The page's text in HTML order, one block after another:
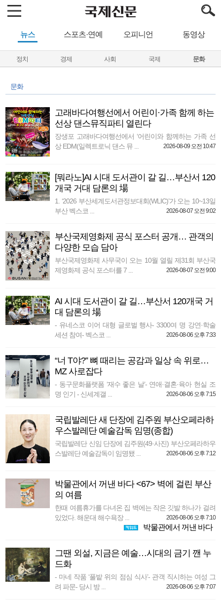
뉴스 스포츠·연예 오피니언 동영상
정치 경제 사회 국제 문화
문화
고래바다여행선에서 어린이·가족 함께 하는
선상 댄스뮤직파티 열린다
장생포 고래바다여행선에서 ‘어린이와 함께하는 가족 선
상 EDM(일렉트로닉 댄스 뮤 ...
2026-08-09 오전 10:47
[뭐라노]AI 시대 도서관이 갈 길…부산서 120
개국 거대 담론의 場
1. ‘2026 부산세계도서관정보대회(WLIC)’가 오는 10~13일
부산 벡스코 ...
2026-08-07 오전 9:02
부산국제영화제 공식 포스터 공개… 관객의
다양한 모습 담아
부산국제영화제 사무국이 오는 10월 열릴 제31회 부산국
제영화제 공식 포스터를 7 ...
2026-08-07 오전 9:00
AI 시대 도서관이 갈 길…부산서 120개국 거
대 담론의 場
- 유네스코 이어 대형 글로벌 행사- 3300여 명 강연·학술
세션 참여- 벡스코 ...
2026-08-06 오후 7:33
“너 T야?” 뼈 때리는 공감과 일상 속 위로…
MZ 사로잡다
- 동구문화플랫폼 ‘재수 좋은 날’- 연애·결혼·육아 현실 조
명 인기 - 신세계갤 ...
2026-08-06 오후 7:15
국립발레단 새 단장에 김주원 부산오페라하
우스발레단 예술감독 임명(종합)
국립발레단 신임 단장에 김주원(49·사진) 부산오페라하우
스발레단 예술감독이 임명됐 ...
2026-08-06 오후 7:12
박물관에서 꺼낸 바다 <67> 벽에 걸린 부산
의 여름
한때 여름휴가를 다녀온 집 벽에는 작은 깃발 하나가 걸려
있었다. 해운대 해수욕장 ...
2026-08-06 오후 7:10
박물관에서 꺼낸 바다
그땐 외설, 지금은 예술…시대의 금기 깬 누
드화
- 마네 작품 ‘풀밭 위의 점심 식사’- 관객 직시하는 여성 그
려 파문- 당시 방 ...
2026-08-06 오후 7:07